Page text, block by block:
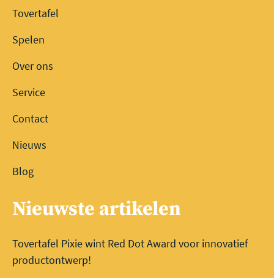
Tovertafel
Spelen
Over ons
Service
Contact
Nieuws
Blog
Nieuwste artikelen
Tovertafel Pixie wint Red Dot Award voor innovatief
productontwerp!